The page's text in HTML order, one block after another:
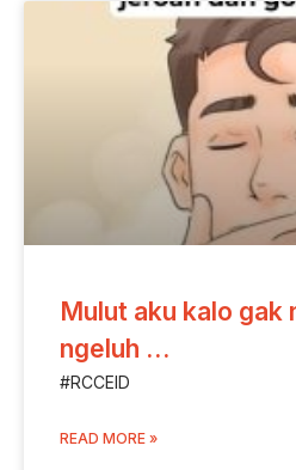
Mulut aku kalo gak
ngeluh …
#RCCEID
READ MORE »